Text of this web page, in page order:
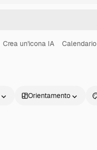
Crea un'icona IA Calendario
Orientamento